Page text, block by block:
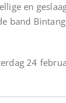
en
band
24